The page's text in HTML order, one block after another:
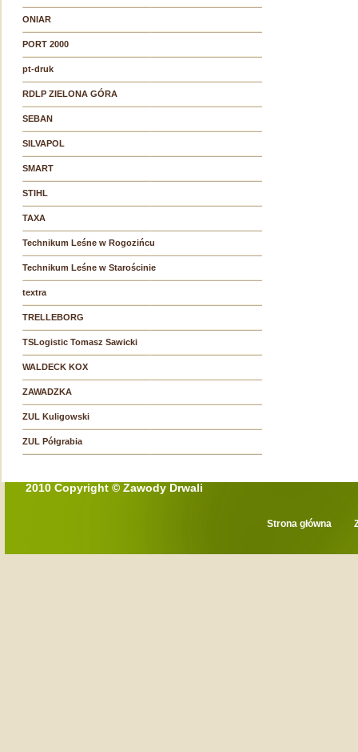
ONIAR
PORT 2000
pt-druk
RDLP ZIELONA GÓRA
SEBAN
SILVAPOL
SMART
STIHL
TAXA
Technikum Leśne w Rogozińcu
Technikum Leśne w Starościnie
textra
TRELLEBORG
TSLogistic Tomasz Sawicki
WALDECK KOX
ZAWADZKA
ZUL Kuligowski
ZUL Półgrabia
2010 Copyright © Zawody Drwali
Strona główna